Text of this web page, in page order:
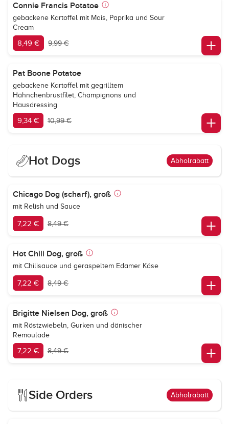
Connie Francis Potatoe
gebackene Kartoffel mit Mais, Paprika und Sour
Cream
8,49 € 9,99 €
Pat Boone Potatoe
gebackene Kartoffel mit gegrilltem
Hähnchenbrustfilet, Champignons und
Hausdressing
9,34 € 10,99 €
Hot Dogs Abholrabatt
Chicago Dog (scharf), groß
mit Relish und Sauce
7,22 € 8,49 €
Hot Chili Dog, groß
mit Chilisauce und geraspeltem Edamer Käse
7,22 € 8,49 €
Brigitte Nielsen Dog, groß
mit Röstzwiebeln, Gurken und dänischer
Remoulade
7,22 € 8,49 €
Side Orders Abholrabatt